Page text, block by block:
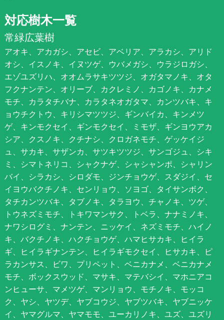
対応樹木一覧
常緑広葉樹
アオキ、アカガシ、アセビ、アベリア、アラカシ、アリド
オシ、イスノキ、イヌツゲ、ウバメガシ、ウラジロガシ、
エゾユズリハ、オオムラサキツツジ、オガタマノキ、オタ
フクナンテン、オリーブ、カクレミノ、カゴノキ、カナメ
モチ、カラタチバナ、カラタネオガタマ、カンツバキ、キ
ョウチクトウ、キリシマツツジ、ギンバイカ、キンメツ
ゲ、キンモクセイ、ギンモクセイ、ミモザ、ギンヨウアカ
シア、クスノキ、クチナシ、クロガネモチ、ゲッケイジ
ュ、サカキ、サザンカ、サツキツツジ、サンゴジュ、シキ
ミ、シマトネリコ、シャクナゲ、シャシャンポ、シャリン
バイ、シラカシ、シロダモ、ジンチョウゲ、スダジイ、セ
イヨウバクチノキ、センリョウ、ソヨゴ、タイサンボク、
タチカンツバキ、タブノキ、タラヨウ、チャノキ、ツゲ、
トウネズミモチ、トキワマンサク、トベラ、ナナミノキ、
ナワシログミ、ナンテン、ニッケイ、ネズミモチ、ハイノ
キ、バクチノキ、ハクチョウゲ、ハマヒサカキ、ヒイラ
ギ、ヒイラギナンテン、ヒイラギモクセイ、ヒサカキ、ピ
ラカンサス、ビワ、プリペット、ベニカナメ、ベニカナメ
モチ、ボックスウッド、マサキ、マテバシイ、マホニアコ
ンヒューサ、マメツゲ、マンリョウ、モチノキ、モッコ
ク、ヤシ、ヤツデ、ヤブコウジ、ヤブツバキ、ヤブニッケ
イ、ヤマグルマ、ヤマモモ、ユーカリノキ、ユズ、ユズリ